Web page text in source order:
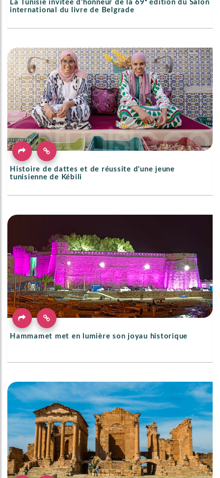
La Tunisie invitée d'honneur de la 69ᵉ édition du Salon
international du livre de Belgrade
Histoire de dattes et de réussite d'une jeune
tunisienne de Kébili
Hammamet met en lumière son joyau historique